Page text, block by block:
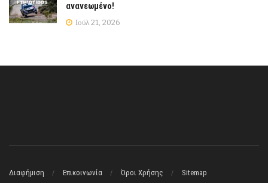
ανανεωμένο!
Ιούλ 21, 2026
Διαφήμιση Επικοινωνία Όροι Χρήσης Sitemap